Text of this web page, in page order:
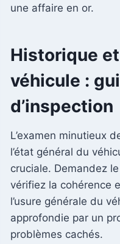
une affaire en or.
Historique
véhicule :
d’inspection
L’examen minutieux
l’état général du
cruciale. Demandez
vérifiez la cohérence
l’usure générale du
approfondie par un
problèmes cachés.